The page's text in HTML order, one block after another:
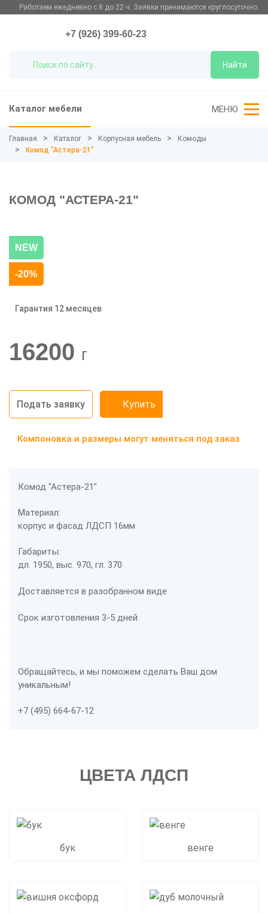
Работаем ежедневно с 8 до 22 ч. Заявки принимаются круглосуточно.
Найти
+7 (926) 399-60-23
Каталог мебели МЕНЮ
Главная Каталог Корпусная мебель
Комоды
Комод "Астера-21"
КОМОД "АСТЕРА-21"
NEW
-20%
Гарантия 12 месяцев
16200 г
Подать заявку Купить
Компоновка и размеры могут меняться под заказ
Комод "Астера-21"
Материал:
корпус и фасад ЛДСП 16мм
Габариты:
дл. 1950, выс. 970, гл. 370
Доставляется в разобранном виде
Срок изготовления 3-5 дней
Обращайтесь, и мы поможем сделать Ваш дом
уникальным!
+7 (495) 664-67-12
ЦВЕТА ЛДСП
бук венге